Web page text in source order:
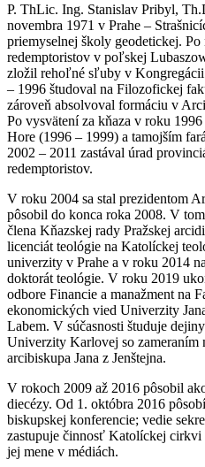
P. ThLic. Ing. Stanislav Pribyl,
novembra 1971 v Prahe –
priemyselnej školy geodetickej.
redemptoristov v poľskej
zložil rehoľné sľuby v
– 1996 študoval na Filozofickej
zároveň absolvoval formáciu v
Po vysvätení za kňaza v roku
Hore (1996 – 1999) a tamojším
2002 – 2011 zastával úrad
redemptoristov.
V roku 2004 sa stal prezidentom
pôsobil do konca roka 2008. V
člena Kňazskej rady Pražskej
licenciát teológie na Katolíckej
univerzity v Prahe a v roku 2014
doktorát teológie. V roku 2019
odbore Financie a manažment na
ekonomických vied Univerzity
Labem. V súčasnosti študuje
Univerzity Karlovej so zameraním
arcibiskupa Jana z Jenštejna.
V rokoch 2009 až 2016 pôsobil
diecézy. Od 1. októbra 2016
biskupskej konferencie; vedie
zastupuje činnosť Katolíckej
jej mene v médiách.